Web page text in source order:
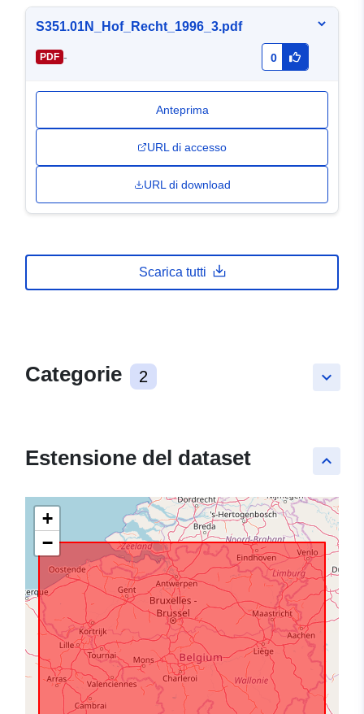
S351.01N_Hof_Recht_1996_3.pdf
PDF - 0
Anteprima
URL di accesso
URL di download
Scarica tutti
keyboard_arrow_down
Categorie 2
keyboard_arrow_up
Estensione del dataset
+
−